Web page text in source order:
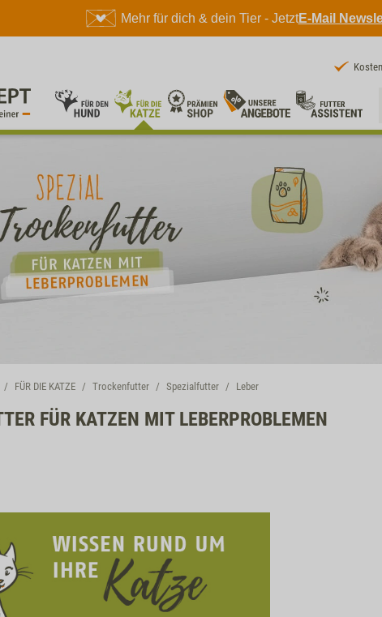
Mehr für dich & dein Tier - JetztE-Mail
FÜR DIE KATZE Trockenfutter Spezialfutter Leber
FÜR KATZEN MIT LEBERPROBLEMEN